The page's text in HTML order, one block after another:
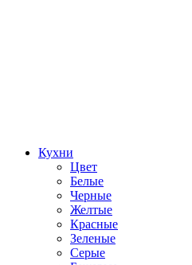
Кухни
Цвет
Белые
Черные
Желтые
Красные
Зеленые
Серые